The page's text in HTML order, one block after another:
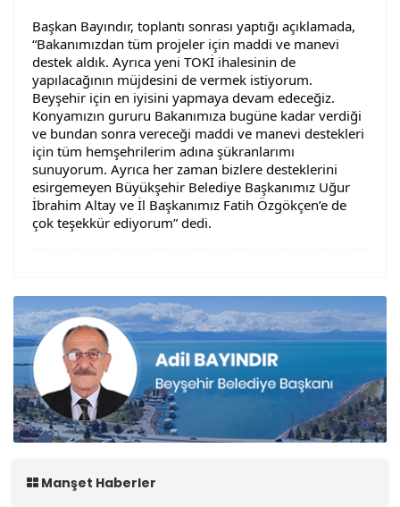
Başkan Bayındır, toplantı sonrası yaptığı açıklamada,
“Bakanımızdan tüm projeler için maddi ve manevi
destek aldık. Ayrıca yeni TOKİ ihalesinin de
yapılacağının müjdesini de vermek istiyorum.
Beyşehir için en iyisini yapmaya devam edeceğiz.
Konyamızın gururu Bakanımıza bugüne kadar verdiği
ve bundan sonra vereceği maddi ve manevi destekleri
için tüm hemşehrilerim adına şükranlarımı
sunuyorum. Ayrıca her zaman bizlere desteklerini
esirgemeyen Büyükşehir Belediye Başkanımız Uğur
İbrahim Altay ve İl Başkanımız Fatih Özgökçen’e de
çok teşekkür ediyorum” dedi.
Manşet Haberler